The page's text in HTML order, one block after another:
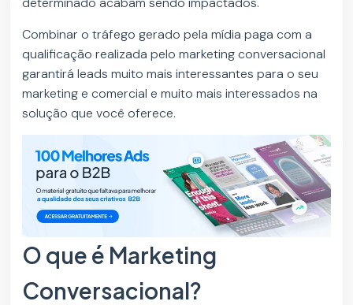
Combinar o tráfego gerado pela mídia paga com a
qualificação realizada pelo marketing conversacional
garantirá leads muito mais interessantes para o seu
marketing e comercial e muito mais interessados na
solução que você oferece.
O que é Marketing
Conversacional?